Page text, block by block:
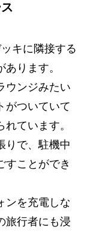
キに隣接する
ります。
ウンジみたい
がついていて
ています。
りで、駐機中
すことができ
ンを充電しな
旅行者にも浸